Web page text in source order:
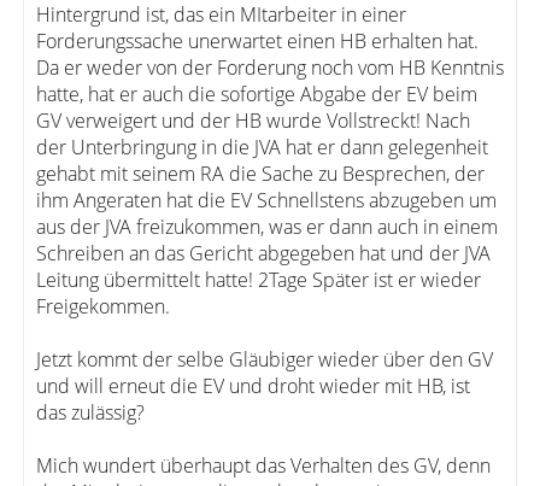
Hintergrund ist, das ein MItarbeiter in einer
Forderungssache unerwartet einen HB erhalten hat.
Da er weder von der Forderung noch vom HB Kenntnis
hatte, hat er auch die sofortige Abgabe der EV beim
GV verweigert und der HB wurde Vollstreckt! Nach
der Unterbringung in die JVA hat er dann gelegenheit
gehabt mit seinem RA die Sache zu Besprechen, der
ihm Angeraten hat die EV Schnellstens abzugeben um
aus der JVA freizukommen, was er dann auch in einem
Schreiben an das Gericht abgegeben hat und der JVA
Leitung übermittelt hatte! 2Tage Später ist er wieder
Freigekommen.
Jetzt kommt der selbe Gläubiger wieder über den GV
und will erneut die EV und droht wieder mit HB, ist
das zulässig?
Mich wundert überhaupt das Verhalten des GV, denn